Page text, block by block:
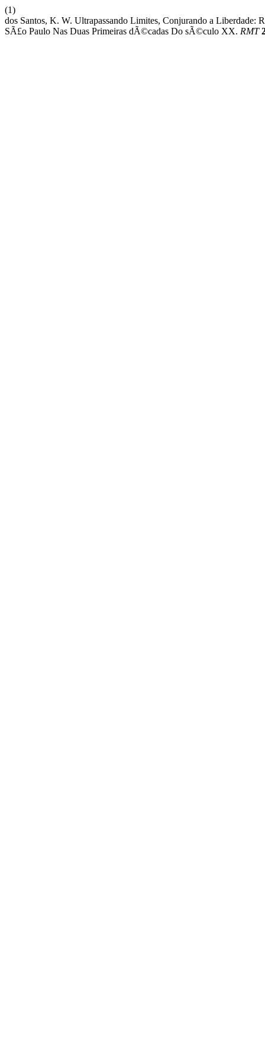
(1)
dos Santos, K. W. Ultrapassando Limites, Conjurando a
SÃ£o Paulo Nas Duas Primeiras dÃ©cadas Do sÃ©culo XX. RMT